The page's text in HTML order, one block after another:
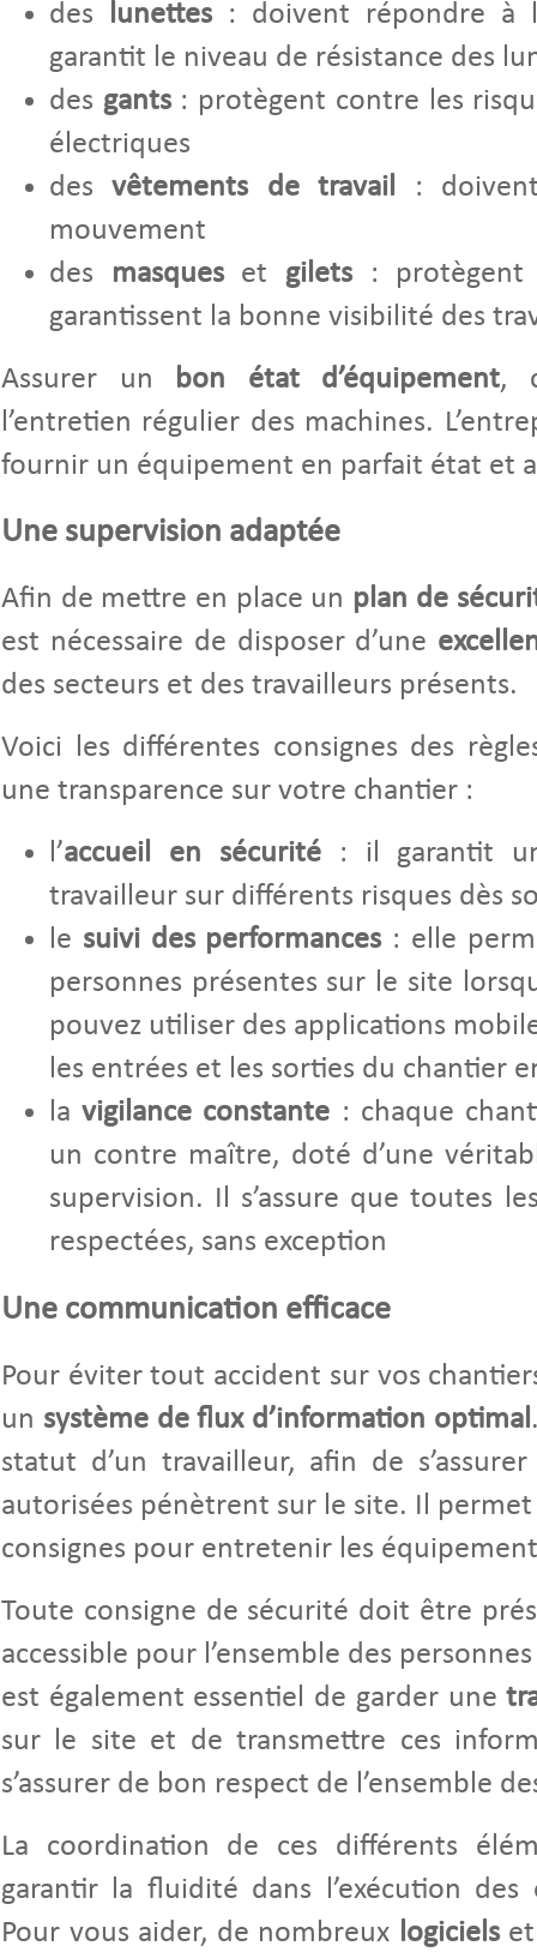
des lunettes : doivent répondre à
garantit le niveau de résistance des
des gants: protègent contre les
électriques
des vêtements de travail :
mouvement
des masquesetgilets : protègent
garantissent la bonne visibilité des
Assurer un bon état d’équipement,
l’entretien régulier des machines.
fournir un équipement en parfait état et
Une supervision adaptée
Afin de mettre en place un plan de
est nécessaire de disposer d’une
des secteurs et des travailleurs présents.
Voici les différentes consignes des
une transparence sur votre chantier :
l’accueil en sécurité : il garantit
travailleur sur différents risques dès
le suivi des performances : elle
personnes présentes sur le site
pouvez utiliser des applications
les entrées et les sorties du chantier
lavigilance constante : chaque
un contre maître, doté d’une
supervision. Il s’assure que toutes
respectées, sans exception
Une communication efficace
Pour éviter tout accident sur vos
un système de flux d’information optimal
statut d’un travailleur, afin de
autorisées pénètrent sur le site. Il
consignes pour entretenir les
Toute consigne de sécurité doit être
accessible pour l’ensemble des
est également essentiel de garder une
sur le site et de transmettre ces
s’assurer de bon respect de l’ensemble
La coordination de ces différents
garantir la fluidité dans l’exécution
Pour vous aider, de nombreux logiciels